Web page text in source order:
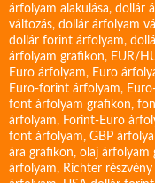
árfolyam alakulása, dollár
változás, dollár árfolyam
dollár forint árfolyam,
árfolyam grafikon, EUR/
Euro árfolyam, Euro
Euro-forint árfolyam,
font árfolyam grafikon,
árfolyam, Forint-Euro
font árfolyam, GBP
ára grafikon, olaj árfolyam
árfolyam, Richter